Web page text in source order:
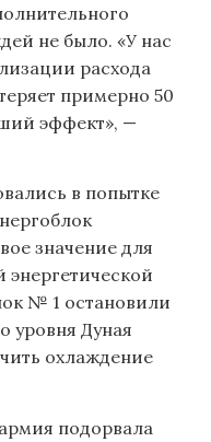
не было. «У нас
расхода
примерно 50
эффект», —
в попытке
значение для
энергетической
№ 1 остановили
уровня Дуная
охлаждение
подорвала